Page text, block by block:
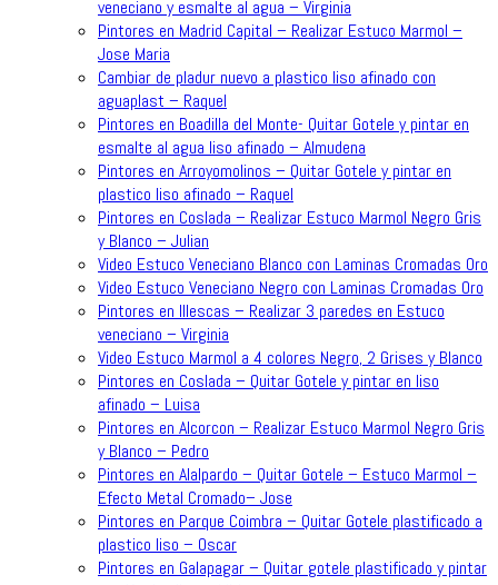
veneciano y esmalte al agua – Virginia
Pintores en Madrid Capital – Realizar Estuco Marmol –
Jose Maria
Cambiar de pladur nuevo a plastico liso afinado con
aguaplast – Raquel
Pintores en Boadilla del Monte- Quitar Gotele y pintar en
esmalte al agua liso afinado – Almudena
Pintores en Arroyomolinos – Quitar Gotele y pintar en
plastico liso afinado – Raquel
Pintores en Coslada – Realizar Estuco Marmol Negro Gris
y Blanco – Julian
Video Estuco Veneciano Blanco con Laminas Cromadas Oro
Video Estuco Veneciano Negro con Laminas Cromadas Oro
Pintores en Illescas – Realizar 3 paredes en Estuco
veneciano – Virginia
Video Estuco Marmol a 4 colores Negro, 2 Grises y Blanco
Pintores en Coslada – Quitar Gotele y pintar en liso
afinado – Luisa
Pintores en Alcorcon – Realizar Estuco Marmol Negro Gris
y Blanco – Pedro
Pintores en Alalpardo – Quitar Gotele – Estuco Marmol –
Efecto Metal Cromado– Jose
Pintores en Parque Coimbra – Quitar Gotele plastificado a
plastico liso – Oscar
Pintores en Galapagar – Quitar gotele plastificado y pintar